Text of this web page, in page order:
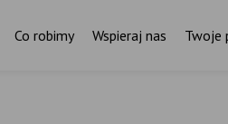
Co robimy Wspieraj nas Twoje